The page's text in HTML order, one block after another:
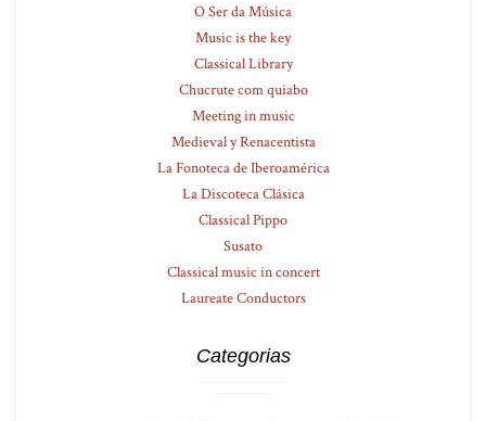
O Ser da Música
Music is the key
Classical Library
Chucrute com quiabo
Meeting in music
Medieval y Renacentista
La Fonoteca de Iberoamérica
La Discoteca Clásica
Classical Pippo
Susato
Classical music in concert
Laureate Conductors
Categorias